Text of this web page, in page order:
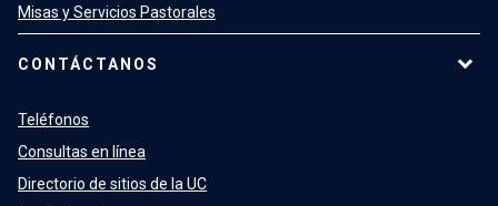
Misas y Servicios Pastorales
CONTÁCTANOS
Teléfonos
Consultas en línea
Directorio de sitios de la UC